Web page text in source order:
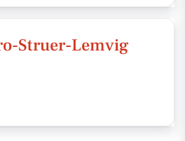
Struer-Lemvig